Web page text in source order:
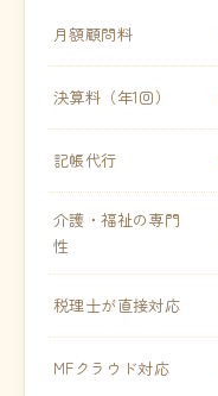
月額顧問料
決算料（年1回）
記帳代行
介護・福祉の専門
性
税理士が直接対応
MFクラウド対応